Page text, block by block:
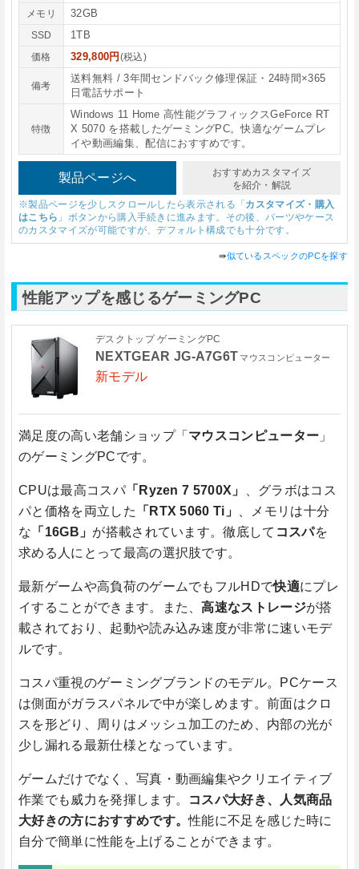
メモリ 32GB
SSD 1TB
価格 329,800円 (税込)
備考
送料無料 / 3年間センドバック修理保証・24時間×365
日電話サポート
特徴
Windows 11 Home 高性能グラフィックスGeForce RT
X 5070 を搭載したゲーミングPC。快適なゲームプレ
イや動画編集、配信におすすめです。
製品ページへ
おすすめカスタマイズ
を紹介・解説
※製品ページを少しスクロールしたら表示される「 カスタマイズ・購入
はこちら 」ボタンから購入手続きに進みます。その後、パーツやケース
のカスタマイズが可能ですが、デフォルト構成でも十分です。
⇛似ているスペックのPCを探す
性能アップを感じるゲーミングPC
デスクトップ ゲーミングPC
NEXTGEAR JG-A7G6T マウスコンピューター
新モデル
満足度の高い老舗ショップ「 マウスコンピューター 」
のゲーミングPCです。
CPUは最高コスパ「Ryzen 7 5700X」
、グラボはコス
パと価格を両立した
「RTX 5060 Ti」
、メモリは十分
な 「16GB」 が搭載されています。徹底して コスパを
求める人にとって最高の選択肢です。
最新ゲームや高負荷のゲームでもフルHDで快適にプレ
イすることができます。また、高速なストレージが搭
載されており、起動や読み込み速度が非常に速いモデ
ルです。
コスパ重視のゲーミングブランドのモデル。PCケース
は側面がガラスパネルで中が楽しめます。前面はクロ
スを形どり、周りはメッシュ加工のため、内部の光が
少し漏れる最新仕様となっています。
ゲームだけでなく、写真・動画編集やクリエイティブ
作業でも威力を発揮します。
コスパ大好き、人気商品
大好きの方におすすめです。性能に不足を感じた時に
自分で簡単に性能を上げることができます。